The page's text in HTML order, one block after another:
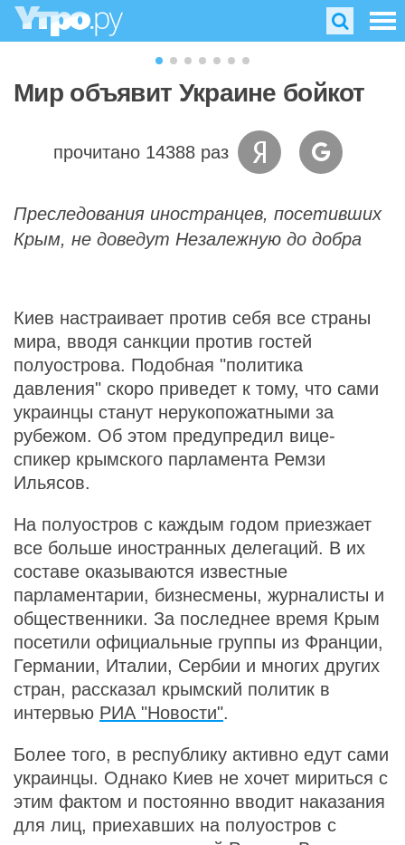
Мир объявит Украине бойкот
прочитано 14388 раз
Преследования иностранцев, посетивших
Крым, не доведут Незалежную до добра
Киев настраивает против себя все страны
мира, вводя санкции против гостей
полуострова. Подобная "политика
давления" скоро приведет к тому, что сами
украинцы станут нерукопожатными за
рубежом. Об этом предупредил вице-
спикер крымского парламента Ремзи
Ильясов.
На полуостров с каждым годом приезжает
все больше иностранных делегаций. В их
составе оказываются известные
парламентарии, бизнесмены, журналисты и
общественники. За последнее время Крым
посетили официальные группы из Франции,
Германии, Италии, Сербии и многих других
стран, рассказал крымский политик в
интервью РИА "Новости".
Более того, в республику активно едут сами
украинцы. Однако Киев не хочет мириться с
этим фактом и постоянно вводит наказания
для лиц, приехавших на полуостров с